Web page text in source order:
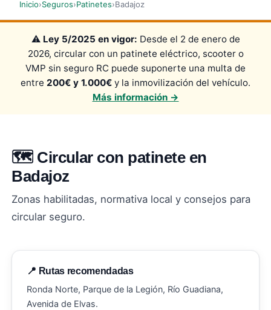
Inicio›Seguros›Patinetes›Badajoz
⚠️ Ley 5/2025 en vigor: Desde el 2 de enero de
2026, circular con un patinete eléctrico, scooter o
VMP sin seguro RC puede suponerte una multa de
entre 200€ y 1.000€ y la inmovilización del vehículo.
Más información →
🗺️ Circular con patinete en
Badajoz
Zonas habilitadas, normativa local y consejos para
circular seguro.
📍 Rutas recomendadas
Ronda Norte, Parque de la Legión, Río Guadiana,
Avenida de Elvas.